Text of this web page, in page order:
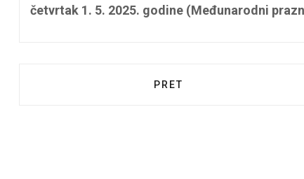
četvrtak 1. 5. 2025. godine (Međunarodni
PRETHODNI ČLANAK:
PRET